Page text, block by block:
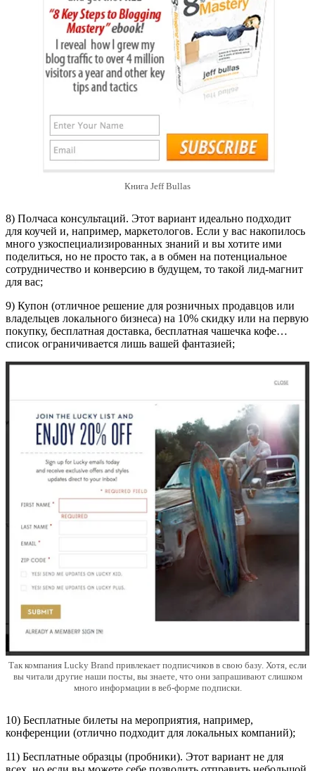
Книга Jeff Bullas
8) Полчаса консультаций. Этот вариант идеально подходит
для коучей и, например, маркетологов. Если у вас накопилось
много узкоспециализированных знаний и вы хотите ими
поделиться, но не просто так, а в обмен на потенциальное
сотрудничество и конверсию в будущем, то такой лид-магнит
для вас;
9) Купон (отличное решение для розничных продавцов или
владельцев локального бизнеса) на 10% скидку или на первую
покупку, бесплатная доставка, бесплатная чашечка кофе…
список ограничивается лишь вашей фантазией;
Так компания Lucky Brand привлекает подписчиков в свою базу. Хотя, если
вы читали другие наши посты, вы знаете, что они запрашивают слишком
много информации в веб-форме подписки.
10) Бесплатные билеты на мероприятия, например,
конференции (отлично подходит для локальных компаний);
11) Бесплатные образцы (пробники). Этот вариант не для